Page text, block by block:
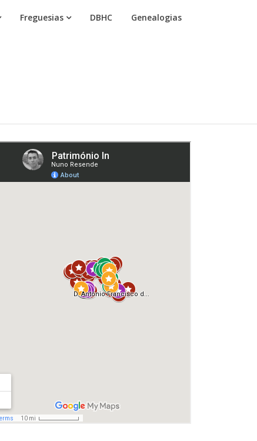
Freguesias DBHC Genealogias